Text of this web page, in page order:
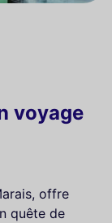
voyage
offre
quête de